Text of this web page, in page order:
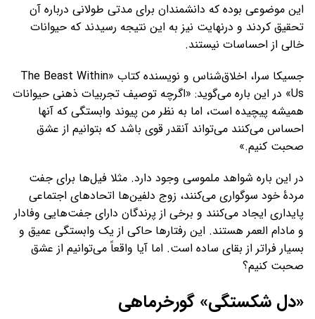
این موضوعی بوده که دانشمندان برای مدتی طولانی درباره آن
تحقیق کردند و درنهایت نیز به این نتیجه رسیدند که حیوانات
خالی از احساسات نیستند.
جسیکا سرا، اخلاق‌شناس و نویسنده کتاب «The Beast Within
Us» در این باره می‌گوید: «اگرچه توصیف تجربیات ذهنی حیوانات
همیشه پیچیده است، اما به نظر من پیوند وابستگی که آنها
احساس می‌کنند می‌تواند آنقدر قوی باشد که بتوانیم از عشق
صحبت کنیم.»
در این باره شواهد ملموسی وجود دارد. مثلا فیل‌ها برای جفت
مردۀ خود سوگواری می‌کنند، زوج دلفین‌ها اتحادهای اجتماعی
پایداری ایجاد می‌کنند و برخی از پرندگان دارای جفت‌هایی وفادار
و مادام العمر هستند. این رفتارها حاکی از یک وابستگی عمیق و
بسیار فراتر از بقای ساده است. اما آیا واقعاً می‌توانیم از عشق
صحبت کنیم؟
«دل شکستگی» گورخرماهی